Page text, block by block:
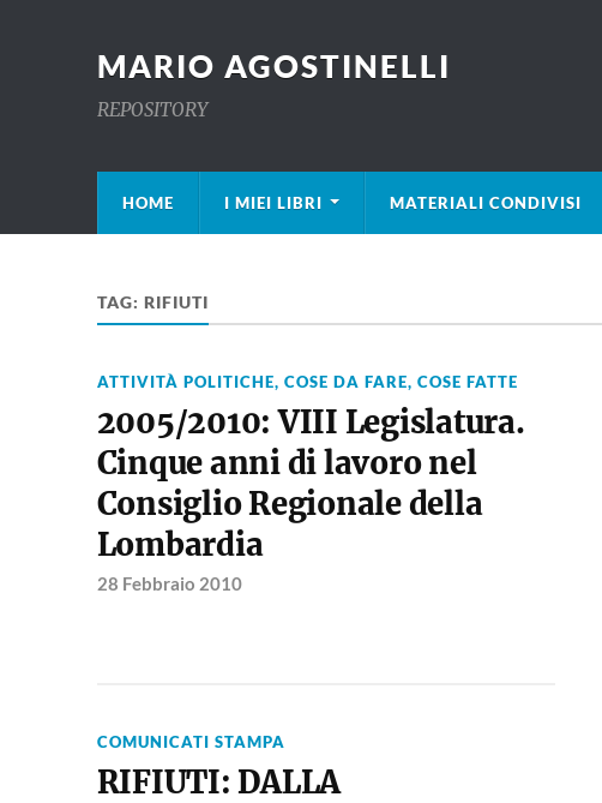
MARIO AGOSTINELLI
REPOSITORY
HOME I MIEI LIBRI MATERIALI CONDIVISI
TAG: RIFIUTI
ATTIVITÀ POLITICHE, COSE DA FARE, COSE FATTE
2005/2010: VIII Legislatura.
Cinque anni di lavoro nel
Consiglio Regionale della
Lombardia
28 Febbraio 2010
COMUNICATI STAMPA
RIFIUTI: DALLA